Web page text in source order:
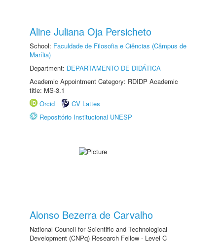
Aline Juliana Oja Persicheto
School: Faculdade de Filosofia e Ciências (Câmpus de
Marília)
Department: DEPARTAMENTO DE DIDÁTICA
Academic Appointment Category: RDIDP Academic
title: MS-3.1
Orcid
CV Lattes
Repositório Institucional UNESP
Alonso Bezerra de Carvalho
National Council for Scientific and Technological
Development (CNPq) Research Fellow - Level C